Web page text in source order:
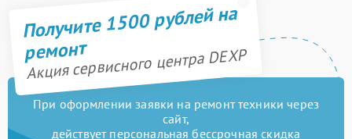
Получите 1500 рублей на
ремонт
Акция сервисного центра DEXP
При оформлении заявки на ремонт техники через
сайт,
действует персональная бессрочная скидка